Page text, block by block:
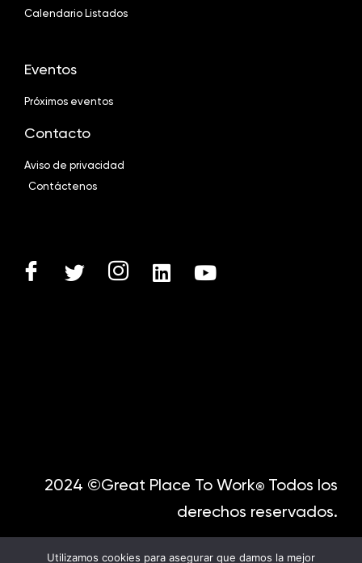
Calendario Listados
Eventos
Próximos eventos
Contacto
Aviso de privacidad
Contáctenos
2024 ©Great Place To Work® Todos los
derechos reservados.
Utilizamos cookies para asegurar que damos la mejor